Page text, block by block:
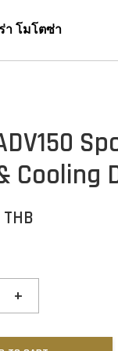
า โมโตซ่า
Cooling
+